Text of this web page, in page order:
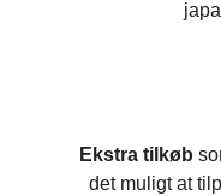
Ekstra tilkøb
det muligt at